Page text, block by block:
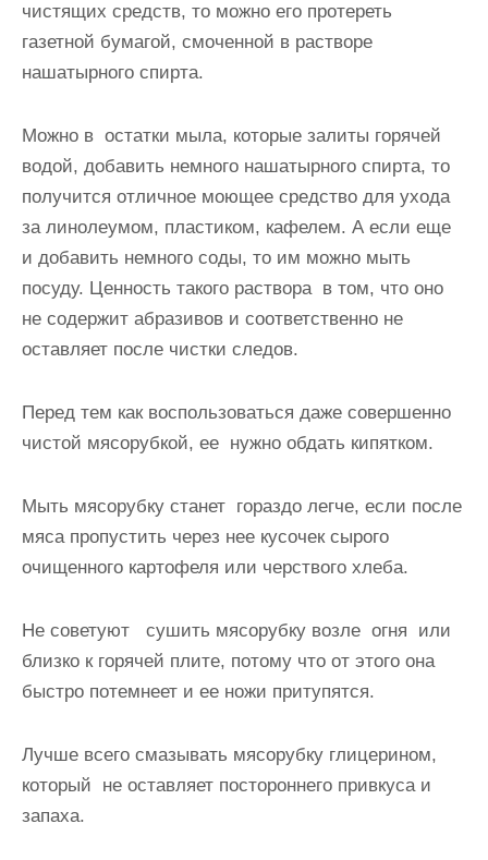
чистящих средств, то можно его протереть
газетной бумагой, смоченной в растворе
нашатырного спирта.
Можно в остатки мыла, которые залиты горячей
водой, добавить немного нашатырного спирта, то
получится отличное моющее средство для ухода
за линолеумом, пластиком, кафелем. А если еще
и добавить немного соды, то им можно мыть
посуду. Ценность такого раствора в том, что оно
не содержит абразивов и соответственно не
оставляет после чистки следов.
Перед тем как воспользоваться даже совершенно
чистой мясорубкой, ее нужно обдать кипятком.
Мыть мясорубку станет гораздо легче, если после
мяса пропустить через нее кусочек сырого
очищенного картофеля или черствого хлеба.
Не советуют сушить мясорубку возле огня или
близко к горячей плите, потому что от этого она
быстро потемнеет и ее ножи притупятся.
Лучше всего смазывать мясорубку глицерином,
который не оставляет постороннего привкуса и
запаха.